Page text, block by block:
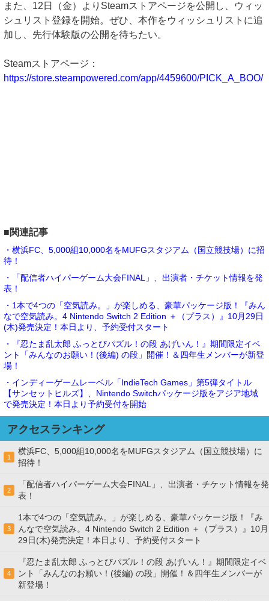
また、12日（金）よりSteamストアページを公開し、ウィッ
シュリスト登録を開始。ぜひ、本作をウィッシュリストに追
加し、先行体験版の公開を待ちたい。
Steamストアページ：
https://store.steampowered.com/app/4459600/PICK_A_BOO/
■関連記事
・横浜FC、5,000組10,000名をMUFGスタジアム（国立競技場）に招
待！
・「配信者ハイパーゲーム大会FINAL」、出演者・チケット情報を発
表！
・1本で4つの「空気読み。」が楽しめる、豪華パッケージ版！『みん
なで空気読み。4 Nintendo Switch 2 Edition ＋（プラス）』10月29日
(木)発売決定！本日より、予約受付スタート
・『忍たま乱太郎 ふっとびパズル！の段 あげいん！』期間限定イベ
ント「みんなのお願い！(後編) の段」開催！＆四年生メンバーが新登
場！
・インディーゲームレーベル「IndieTech Games」第5弾タイトル
【サンセットヒルズ】、Nintendo Switchパッケージ版をアジア地域
で発売決定！本日より予約受付を開始
アクセスランキング
1
横浜FC、5,000組10,000名をMUFGスタジアム（国立競技場）に
招待！
2
「配信者ハイパーゲーム大会FINAL」、出演者・チケット情報を発
表！
3
1本で4つの「空気読み。」が楽しめる、豪華パッケージ版！『み
んなで空気読み。4 Nintendo Switch 2 Edition ＋（プラス）』10月
29日(木)発売決定！本日より、予約受付スタート
4
『忍たま乱太郎 ふっとびパズル！の段 あげいん！』期間限定イベ
ント「みんなのお願い！(後編) の段」開催！＆四年生メンバーが
新登場！